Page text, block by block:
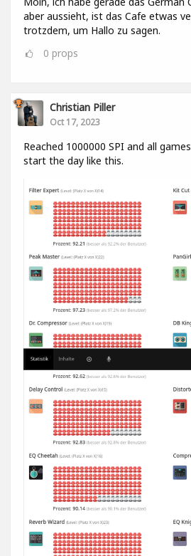
aber aussieht, ist das Cafe etwas
trotzdem, um Hallo zu sagen.
0 props
Christian Piller
Oct 17, 2023
Reached 1000000 SPI and all
start the day like this.